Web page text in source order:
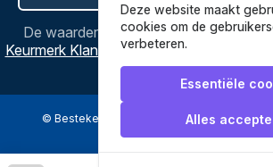
De waardering van
Keurmerk Klantbeoordelingen
reviews.
© Bestekenpannen.nl 2026 een webshop
Deze website maakt
cookies om de
verbeteren.
Essentiële
Alles